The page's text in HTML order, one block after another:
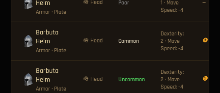
Helm
Armor · Plate
🪖 Head Poor
1 · Move
Speed: -4
—
Barbuta
Helm
Armor · Plate
🪖 Head Common
Dexterity:
2 · Move
Speed: -4
🪙 8
Barbuta
Helm
Armor · Plate
🪖 Head Uncommon
Dexterity:
2 · Move
Speed: -4
🪙 12